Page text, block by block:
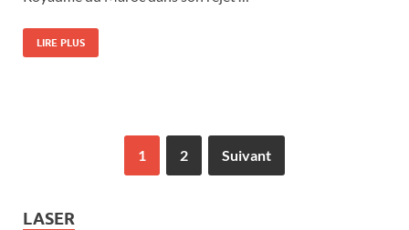
LIRE PLUS
1 2 Suivant
LASER